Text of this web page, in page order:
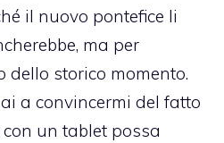
il nuovo pontefice li
ma per
dello storico momento.
a convincermi del fatto
un tablet possa